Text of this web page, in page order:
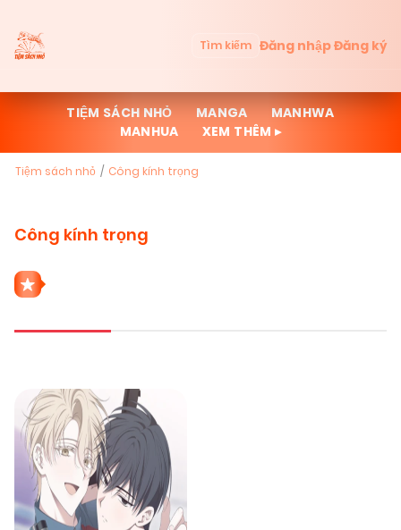
Tìm kiếm Đăng nhậpĐăng ký
TIỆM SÁCH NHỎ MANGA
MANHWA
MANHUA
XEM THÊM ▸
Tiệm sách nhỏ Công kính trọng
Công kính trọng